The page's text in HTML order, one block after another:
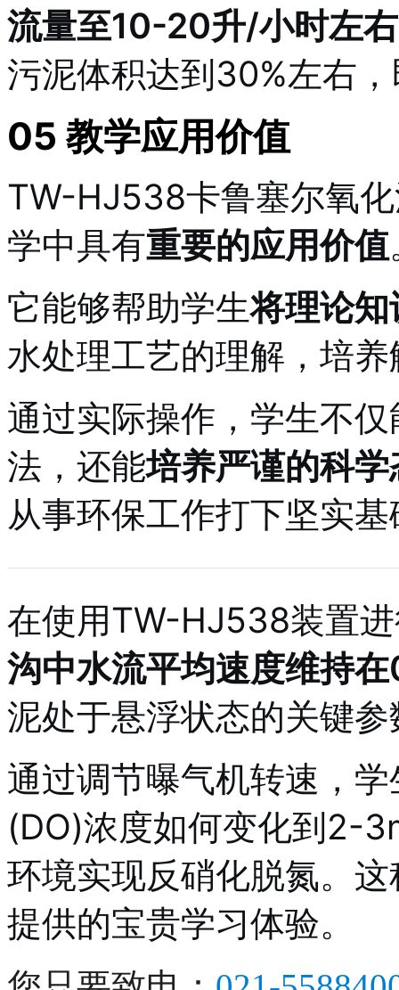
流量至10-20升/小时左右
污泥体积达到30%左右
05 教学应用价值
TW-HJ538卡鲁塞尔氧
学中具有重要的应用价值
它能够帮助学生将理论
水处理工艺的理解，培
通过实际操作，学生不
法，还能培养严谨的科
从事环保工作打下坚实基
在使用TW-HJ538装置
沟中水流平均速度维持
泥处于悬浮状态的关键参
通过调节曝气机转速，
(DO)浓度如何变化到2-
环境实现反硝化脱氮。这
提供的宝贵学习体验。